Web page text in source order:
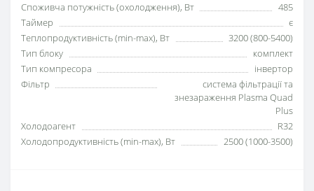
Споживча потужність (охолодження), Вт
485
Таймер
є
Теплопродуктивність (min-max), Вт
3200 (800-5400)
Тип блоку
комплект
Тип компресора
інвертор
Фільтр
система фільтрації та
знезараження Plasma Quad
Plus
Холодоагент
R32
Холодопродуктивність (min-max), Вт
2500 (1000-3500)